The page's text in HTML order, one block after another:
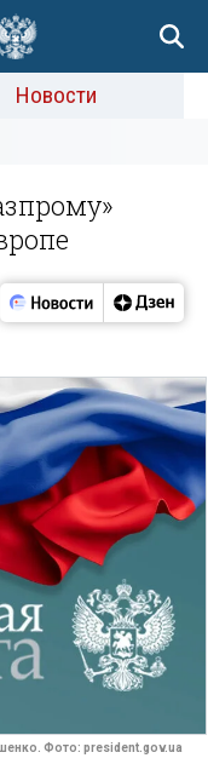
Новости
Фото: president.gov.ua